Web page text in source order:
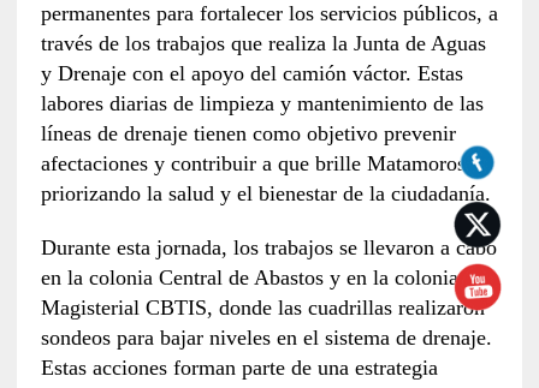
permanentes para fortalecer los servicios públicos, a
través de los trabajos que realiza la Junta de Aguas
y Drenaje con el apoyo del camión váctor. Estas
labores diarias de limpieza y mantenimiento de las
líneas de drenaje tienen como objetivo prevenir
afectaciones y contribuir a que brille Matamoros,
priorizando la salud y el bienestar de la ciudadanía.
Durante esta jornada, los trabajos se llevaron a cabo
en la colonia Central de Abastos y en la colonia
Magisterial CBTIS, donde las cuadrillas realizaron
sondeos para bajar niveles en el sistema de drenaje.
Estas acciones forman parte de una estrategia